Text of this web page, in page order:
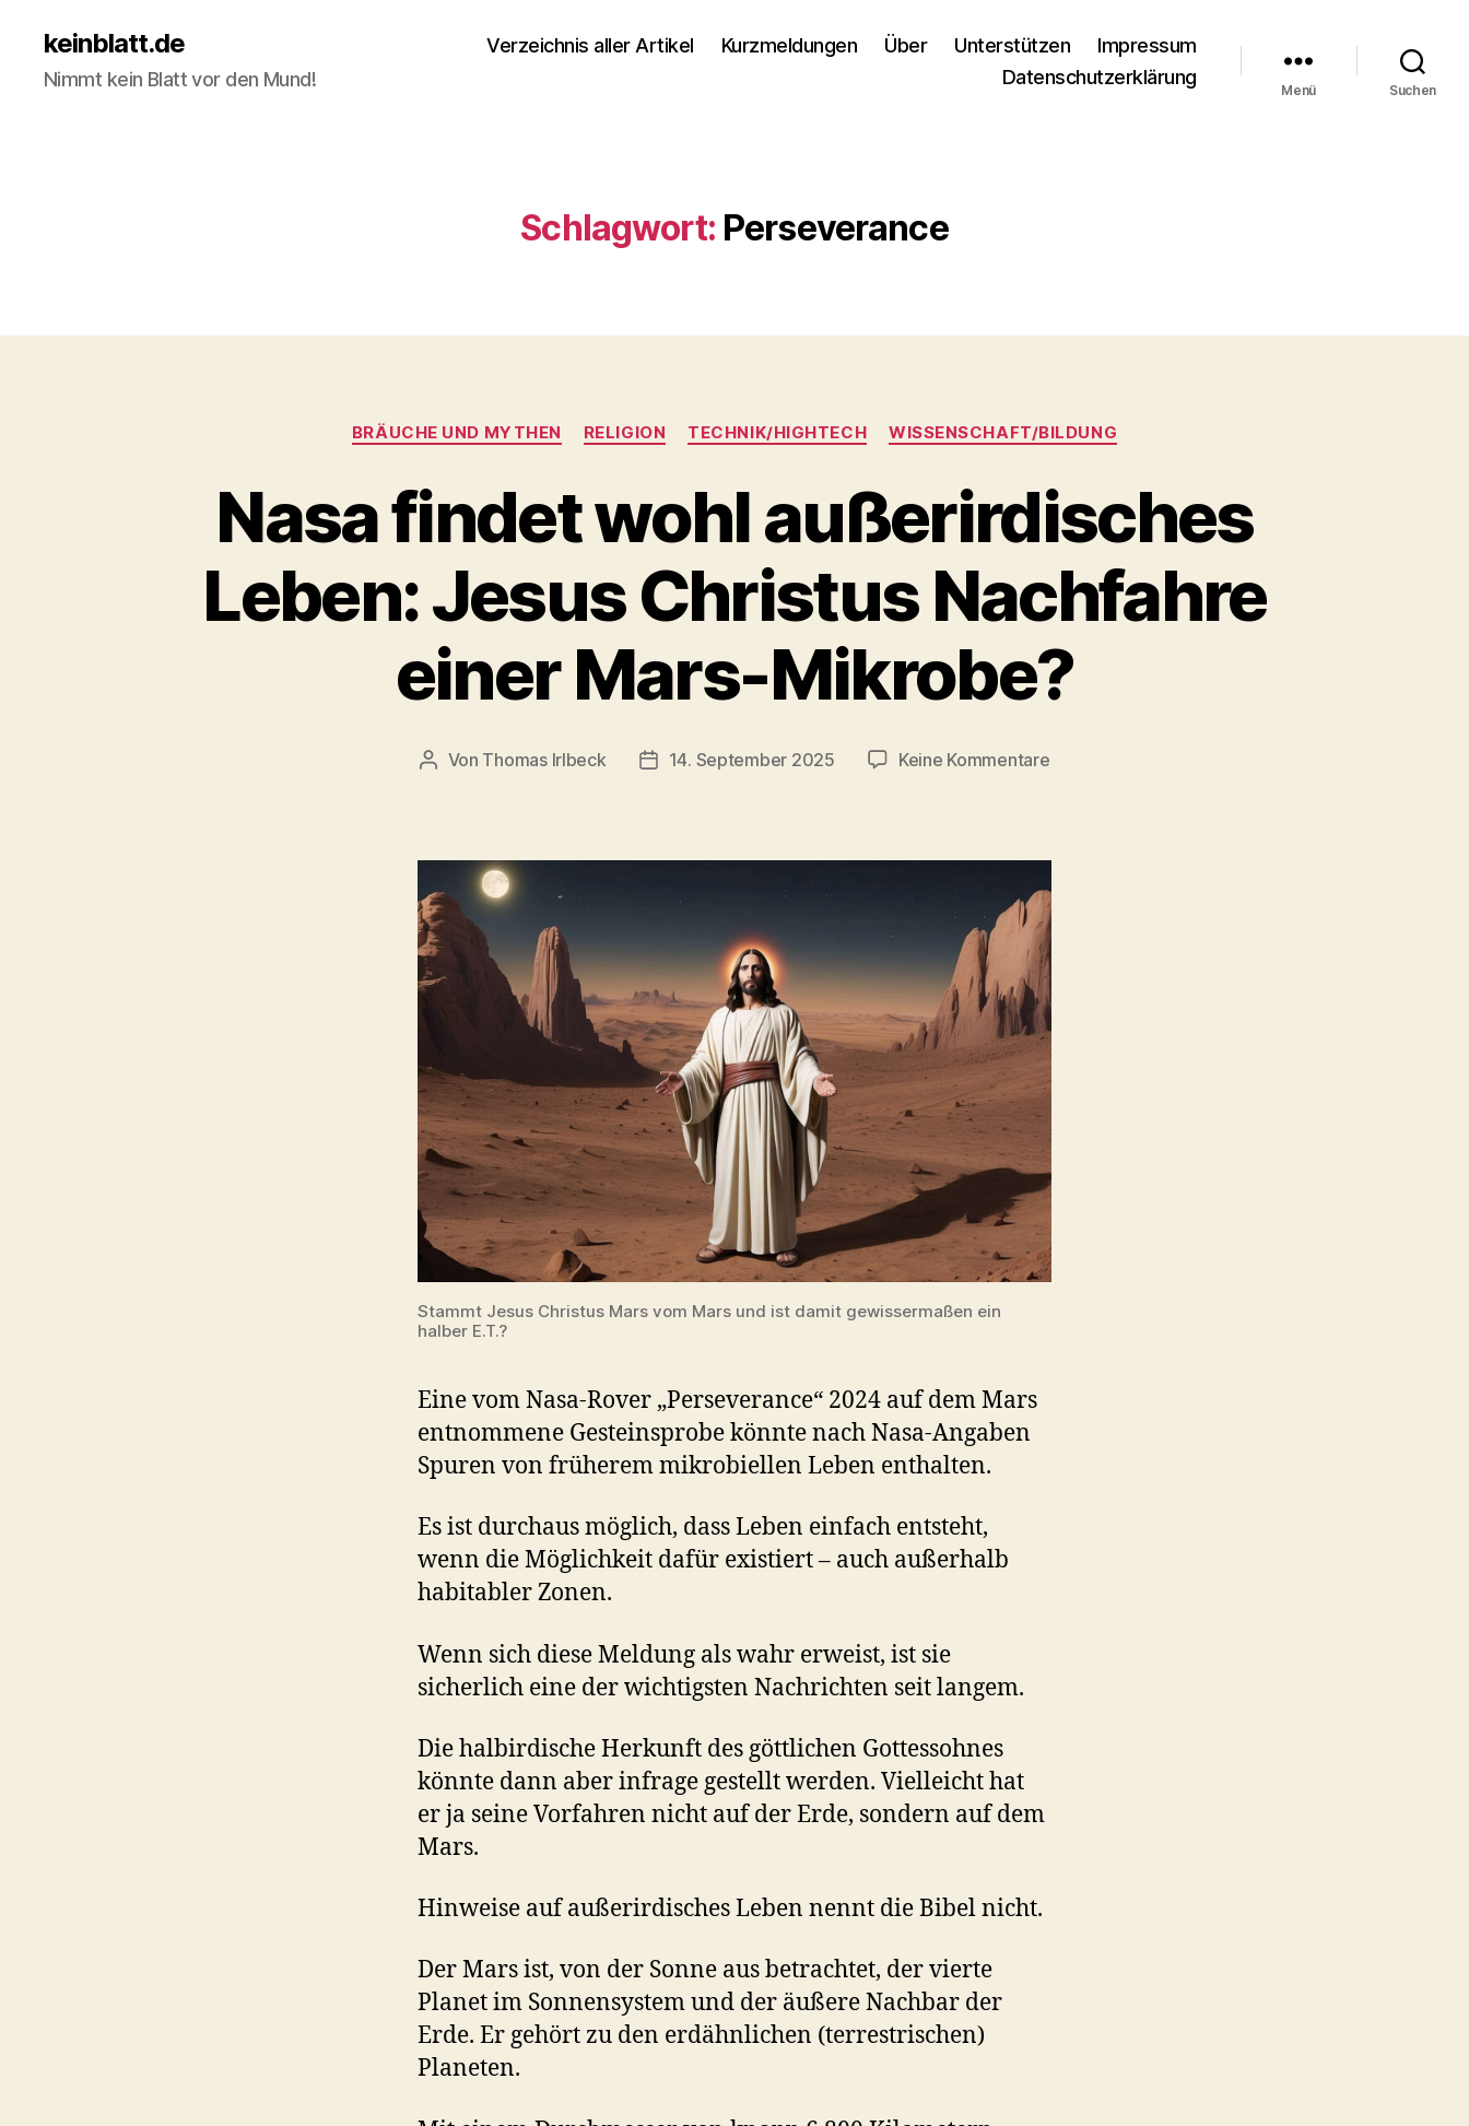
keinblatt.de
Nimmt kein Blatt vor den Mund!
Verzeichnis aller Artikel Kurzmeldungen Über Unterstützen
Impressum
Datenschutzerklärung
Menü Suchen
Schlagwort: Perseverance
Kategorien
BRÄUCHE UND MYTHEN RELIGION TECHNIK/HIGHTECH WISSENSCHAFT/BILDUNG
Nasa findet wohl außerirdisches
Leben: Jesus Christus Nachfahre
einer Mars-Mikrobe?
Beitragsautor
Von Thomas Irlbeck Veröffentlichungsdatum
14. September 2025 Keine Kommentarezu
außerirdisches
Leben:
Jesus
Christus
Mikrobe?
Stammt Jesus Christus Mars vom Mars und ist damit gewissermaßen ein
halber E.T.?
Eine vom Nasa-Rover „Perseverance“ 2024 auf dem Mars
entnommene Gesteinsprobe könnte nach Nasa-Angaben
Spuren von früherem mikrobiellen Leben enthalten.
Es ist durchaus möglich, dass Leben einfach entsteht,
wenn die Möglichkeit dafür existiert – auch außerhalb
habitabler Zonen.
Wenn sich diese Meldung als wahr erweist, ist sie
sicherlich eine der wichtigsten Nachrichten seit langem.
Die halbirdische Herkunft des göttlichen Gottessohnes
könnte dann aber infrage gestellt werden. Vielleicht hat
er ja seine Vorfahren nicht auf der Erde, sondern auf dem
Mars.
Hinweise auf außerirdisches Leben nennt die Bibel nicht.
Der Mars ist, von der Sonne aus betrachtet, der vierte
Planet im Sonnensystem und der äußere Nachbar der
Erde. Er gehört zu den erdähnlichen (terrestrischen)
Planeten.